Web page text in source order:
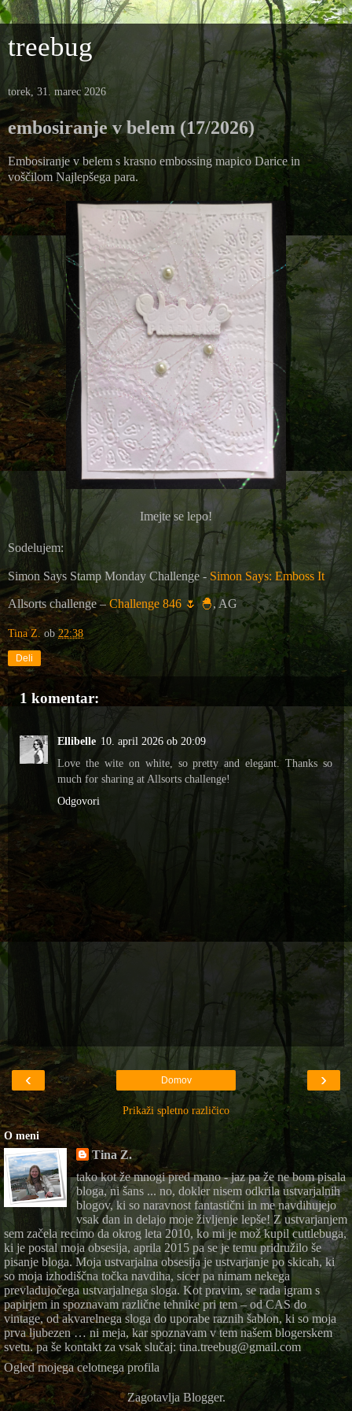
treebug
torek, 31. marec 2026
embosiranje v belem (17/2026)
Embosiranje v belem s krasno embossing mapico Darice in
voščilom Najlepšega para.
Imejte se lepo!
Sodelujem:
Simon Says Stamp Monday Challenge - Simon Says: Emboss It
Allsorts challenge –Challenge 846 🌷 🐣, AG
Tina Z. ob 22:38
Deli
1 komentar:
Ellibelle 10. april 2026 ob 20:09
Love the wite on white, so pretty and elegant. Thanks so
much for sharing at Allsorts challenge!
Odgovori
‹ ›
Domov
Prikaži spletno različico
O meni
Tina Z.
tako kot že mnogi pred mano - jaz pa že ne bom pisala
bloga, ni šans ... no, dokler nisem odkrila ustvarjalnih
blogov, ki so naravnost fantastični in me navdihujejo
vsak dan in delajo moje življenje lepše! Z ustvarjanjem
sem začela recimo da okrog leta 2010, ko mi je mož kupil cuttlebuga,
ki je postal moja obsesija, aprila 2015 pa se je temu pridružilo še
pisanje bloga. Moja ustvarjalna obsesija je ustvarjanje po skicah, ki
so moja izhodiščna točka navdiha, sicer pa nimam nekega
prevladujočega ustvarjalnega sloga. Kot pravim, se rada igram s
papirjem in spoznavam različne tehnike pri tem – od CAS do
vintage, od akvarelnega sloga do uporabe raznih šablon, ki so moja
prva ljubezen … ni meja, kar spoznavam v tem našem blogerskem
svetu. pa še kontakt za vsak slučaj: tina.treebug@gmail.com
Ogled mojega celotnega profila
Zagotavlja Blogger.